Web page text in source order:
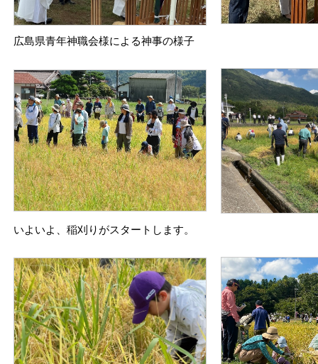
広島県青年神職会様による神事の様子
いよいよ、稲刈りがスタートします。